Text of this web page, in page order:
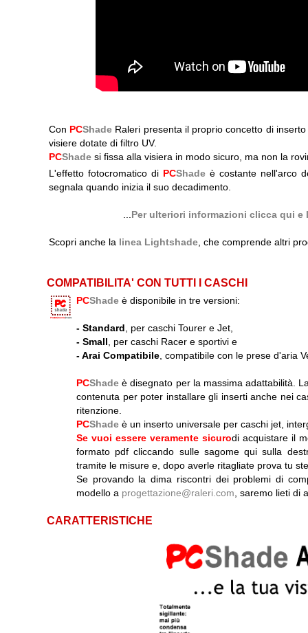
Con PCShade Raleri presenta il proprio concetto di
visiere dotate di filtro UV.
PCShade si fissa alla visiera in modo sicuro, ma non la
L'effetto fotocromatico di PCShadeè costante nell'arco
segnala quando inizia il suo decadimento.
Per ulteriori informazioni clicca qui
Scopri anche la linea Lightshade , che comprende altri
COMPATIBILITA' CON TUTTI I CASCHI
PCShade è disponibile in tre versioni:
- Standard , per caschi Tourer e Jet,
- Small , per caschi Racer e sportivi e
-Arai Compatibile , compatibile con le prese d'aria
PCShadeè disegnato per la massima adattabilità.
contenuta per poter installare gli inserti anche nei
ritenzione.
PCShade è un inserto universale per caschi jet,
Se vuoi essere veramente sicurodi acquistare il
formato pdf cliccando sulle sagome qui sulla
tramite le misure e, dopo averle ritagliate prova tu
Se provando la dima riscontri dei problemi di
modello a progettazione@raleri.com , saremo lieti di
CARATTERISTICHE